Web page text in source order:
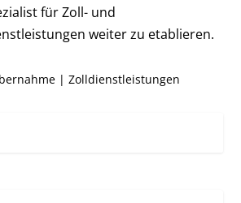
für Zoll- und
weiter zu etablieren.
|Zolldienstleistungen